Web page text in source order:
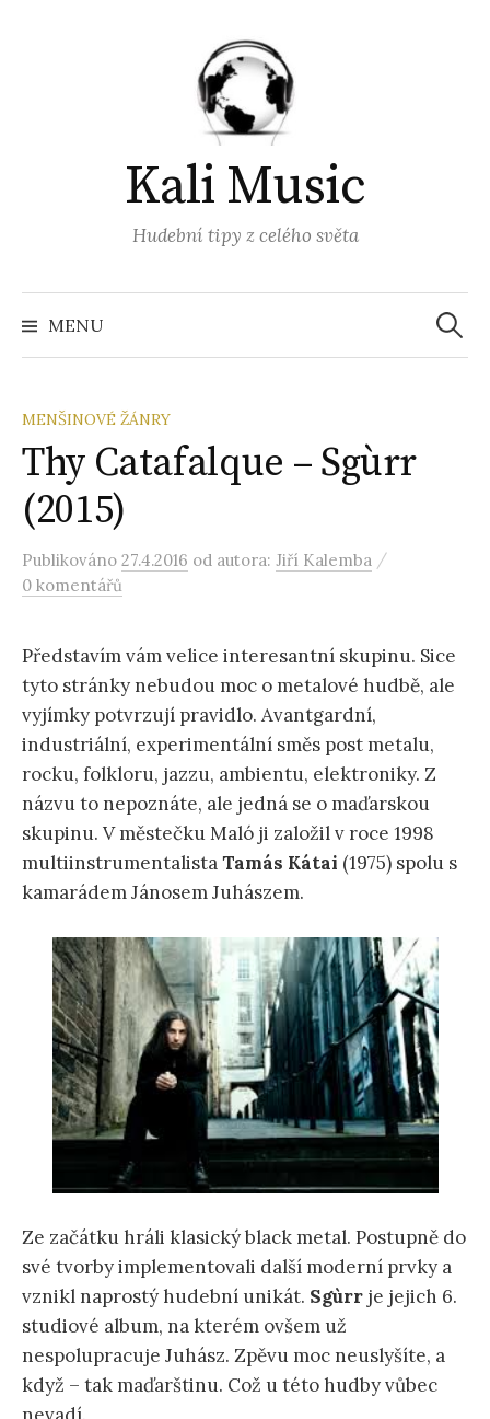
Kali Music
Hudební tipy z celého světa
MENU
MENŠINOVÉ ŽÁNRY
Thy Catafalque – Sgùrr
(2015)
Publikováno 27.4.2016 od autora: Jiří Kalemba /
0 komentářů
Představím vám velice interesantní skupinu. Sice
tyto stránky nebudou moc o metalové hudbě, ale
vyjímky potvrzují pravidlo. Avantgardní,
industriální, experimentální směs post metalu,
rocku, folkloru, jazzu, ambientu, elektroniky. Z
názvu to nepoznáte, ale jedná se o maďarskou
skupinu. V městečku Maló ji založil v roce 1998
multiinstrumentalistaTamás Kátai (1975) spolu s
kamarádem Jánosem Juhászem.
Ze začátku hráli klasický black metal. Postupně do
své tvorby implementovali další moderní prvky a
vznikl naprostý hudební unikát. Sgùrr je jejich 6.
studiové album, na kterém ovšem už
nespolupracuje Juhász. Zpěvu moc neuslyšíte, a
když – tak maďarštinu. Což u této hudby vůbec